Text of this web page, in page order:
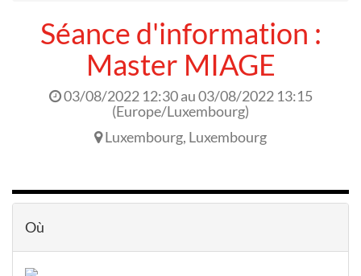
Séance d'information :
Master MIAGE
03/08/2022 12:30au03/08/2022 13:15
(Europe/Luxembourg)
Luxembourg, Luxembourg
Où